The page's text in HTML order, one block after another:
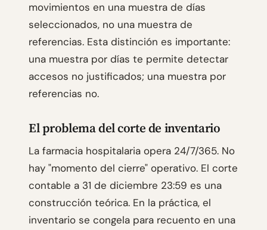
movimientos en una muestra de días
seleccionados, no una muestra de
referencias. Esta distinción es importante:
una muestra por días te permite detectar
accesos no justificados; una muestra por
referencias no.
El problema del corte de inventario
La farmacia hospitalaria opera 24/7/365. No
hay "momento del cierre" operativo. El corte
contable a 31 de diciembre 23:59 es una
construcción teórica. En la práctica, el
inventario se congela para recuento en una